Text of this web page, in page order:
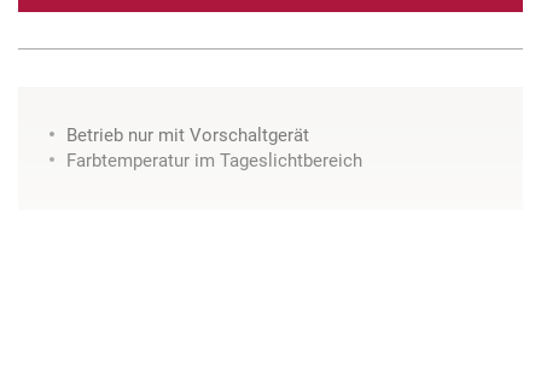
Betrieb nur mit Vorschaltgerät
Farbtemperatur im Tageslichtbereich